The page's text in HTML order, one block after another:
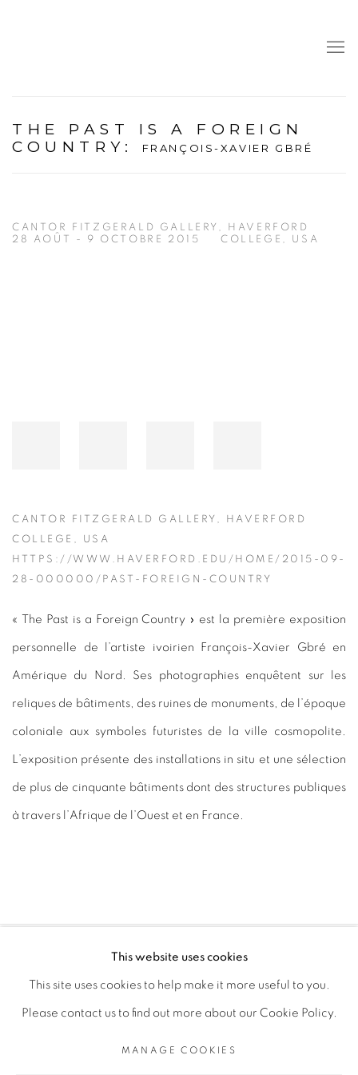
THE PAST IS A FOREIGN
COUNTRY : FRANÇOIS-XAVIER GBRÉ
CANTOR FITZGERALD GALLERY, HAVERFORD
COLLEGE, USA
28 AOÛT - 9 OCTOBRE 2015
CANTOR FITZGERALD GALLERY, HAVERFORD
COLLEGE, USA
HTTPS://WWW.HAVERFORD.EDU/HOME/2015-09-
28-000000/PAST-FOREIGN-COUNTRY
« The Past is a Foreign Country » est la première exposition
personnelle de l’artiste ivoirien François-Xavier Gbré en
Amérique du Nord. Ses photographies enquêtent sur les
reliques de bâtiments, des ruines de monuments, de l’époque
coloniale aux symboles futuristes de la ville cosmopolite.
L’exposition présente des installations in situ et une sélection
de plus de cinquante bâtiments dont des structures publiques
à travers l’Afrique de l’Ouest et en France.
MANAGE COOKIES
COPYRIGHT © 2026 GALERIE CÉCILE FAKHOURY
SITE BY ARTLOGIC
This website uses cookies
This site uses cookies to help make it more useful to you.
Please contact us to find out more about our Cookie Policy.
MANAGE COOKIES